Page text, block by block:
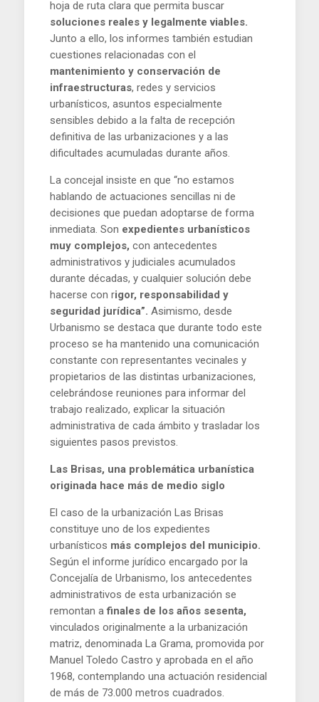
hoja de ruta clara que permita buscar
soluciones reales y legalmente viables.
Junto a ello, los informes también estudian
cuestiones relacionadas con el
mantenimiento y conservación de
infraestructuras, redes y servicios
urbanísticos, asuntos especialmente
sensibles debido a la falta de recepción
definitiva de las urbanizaciones y a las
dificultades acumuladas durante años.
La concejal insiste en que “no estamos
hablando de actuaciones sencillas ni de
decisiones que puedan adoptarse de forma
inmediata. Son expedientes urbanísticos
muy complejos, con antecedentes
administrativos y judiciales acumulados
durante décadas, y cualquier solución debe
hacerse con rigor, responsabilidad y
seguridad jurídica”. Asimismo, desde
Urbanismo se destaca que durante todo este
proceso se ha mantenido una comunicación
constante con representantes vecinales y
propietarios de las distintas urbanizaciones,
celebrándose reuniones para informar del
trabajo realizado, explicar la situación
administrativa de cada ámbito y trasladar los
siguientes pasos previstos.
Las Brisas, una problemática urbanística
originada hace más de medio siglo
El caso de la urbanización Las Brisas
constituye uno de los expedientes
urbanísticos más complejos del municipio.
Según el informe jurídico encargado por la
Concejalía de Urbanismo, los antecedentes
administrativos de esta urbanización se
remontan afinales de los años sesenta,
vinculados originalmente a la urbanización
matriz, denominada La Grama, promovida por
Manuel Toledo Castro y aprobada en el año
1968, contemplando una actuación residencial
de más de 73.000 metros cuadrados.